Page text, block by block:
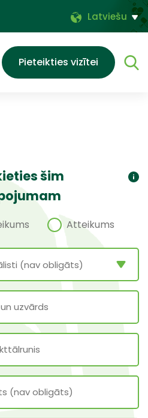
Latviešu
Pieteikties vizītei
šim
Atteikums
(nav obligāts)